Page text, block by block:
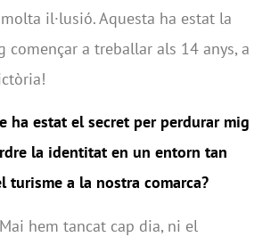
il·lusió. Aquesta ha estat la
començar a treballar als 14 anys, a
ha estat el secret per perdurar mig
la identitat en un entorn tan
turisme a la nostra comarca?
hem tancat cap dia, ni el